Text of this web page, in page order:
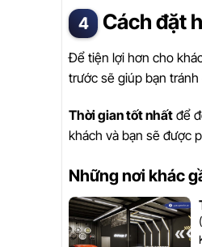
Cách đặt
Để tiện lợi hơn cho
trước sẽ giúp bạn
Thời gian tốt nhất để
khách và bạn sẽ được
Những nơi khác